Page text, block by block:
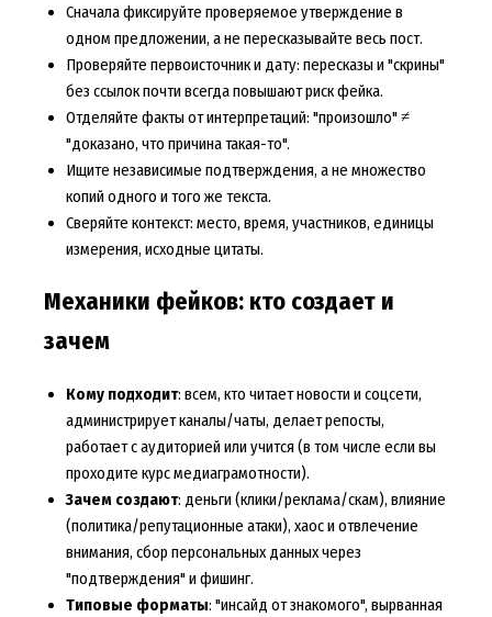
Сначала фиксируйте проверяемое утверждение в
одном предложении, а не пересказывайте весь пост.
Проверяйте первоисточник и дату: пересказы и "скрины"
без ссылок почти всегда повышают риск фейка.
Отделяйте факты от интерпретаций: "произошло" ≠
"доказано, что причина такая-то".
Ищите независимые подтверждения, а не множество
копий одного и того же текста.
Сверяйте контекст: место, время, участников, единицы
измерения, исходные цитаты.
Механики фейков: кто создает и
зачем
Кому подходит: всем, кто читает новости и соцсети,
администрирует каналы/чаты, делает репосты,
работает с аудиторией или учится (в том числе если вы
проходите курс медиаграмотности).
Зачем создают: деньги (клики/реклама/скам), влияние
(политика/репутационные атаки), хаос и отвлечение
внимания, сбор персональных данных через
"подтверждения" и фишинг.
Типовые форматы: "инсайд от знакомого", вырванная